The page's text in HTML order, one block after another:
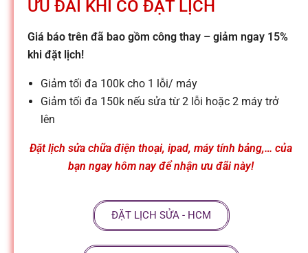
ử
a
c
h
ƯU ĐÃI KHI CÓ ĐẶT LỊCH
Giá báo trên đã bao gồm công thay – giảm ngay 15%
khi đặt lịch!
Giảm tối đa 100k cho 1 lỗi/ máy
Giảm tối đa 150k nếu sửa từ 2 lỗi hoặc 2 máy trở
lên
Đặt lịch sửa chữa điện thoại, ipad, máy tính bảng,… của
bạn ngay hôm nay để nhận ưu đãi này!
ĐẶT LỊCH SỬA - HCM